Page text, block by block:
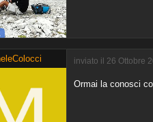
inviato il 26 Ottobre
Ormai la conosci